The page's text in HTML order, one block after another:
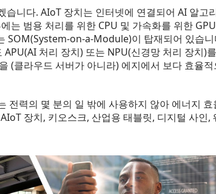
습니다. AIoT 장치는 인터넷에 연결되어 AI 알고
는 범용 처리를 위한 CPU 및 가속화를 위한
SOM(System-on-a-Module)이 탑재되어 있습니
처리 장치) 또는 NPU(신경망 처리 장치)
(클라우드 서버가 아니라) 에지에서 보다 효율적
전력의 몇 분의 일 밖에 사용하지 않아 에너지 효
장치, 키오스크, 산업용 태블릿, 디지털 사인,